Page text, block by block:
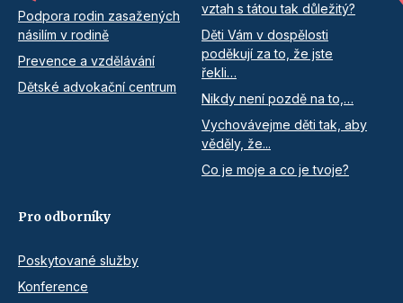
Podpora rodin zasažených
násilím v rodině
Prevence a vzdělávání
Dětské advokační centrum
vztah s tátou tak důležitý?
Děti Vám v dospělosti
poděkují za to, že jste
řekli…
Nikdy není pozdě na to,…
Vychovávejme děti tak, aby
věděly, že...
Co je moje a co je tvoje?
Pro odborníky
Poskytované služby
Konference